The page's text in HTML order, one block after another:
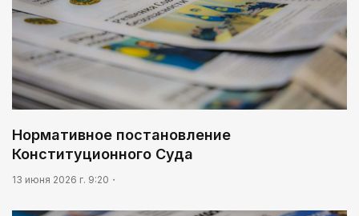
Нормативное постановление
Конституционного Суда
13 июня 2026 г. 9:20